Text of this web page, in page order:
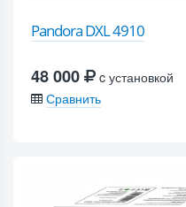
Pandora DXL 4910
48 000
c установкой
Сравнить